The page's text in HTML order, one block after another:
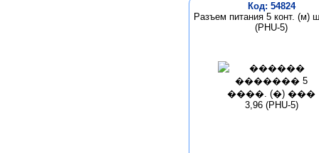
Код: 54824
Разъем питания 5 конт. (м)
(PHU-5)